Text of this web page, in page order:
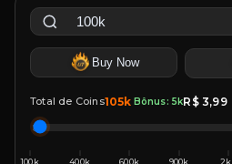
Buy Now
Total de Coins105k Bônus: 5kR$ 3,99